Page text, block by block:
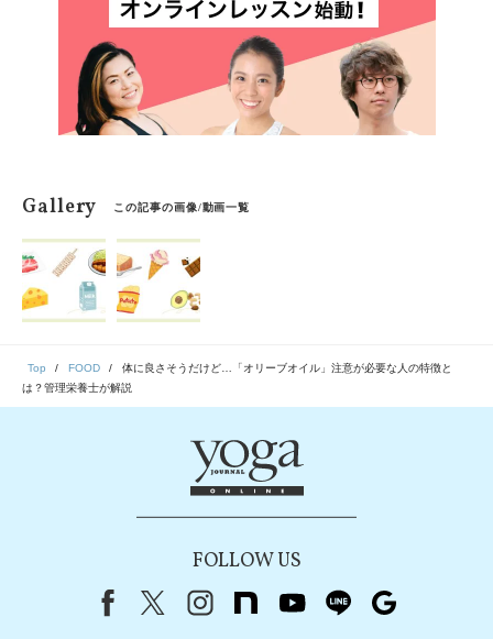
Gallery この記事の画像/動画一覧
Top FOOD
体に良さそうだけど…「オリーブオイル」注意が必要な人の特徴と
は？管理栄養士が解説
FOLLOW US
FacebookX（旧Twitter）
instagram
note youtubeline